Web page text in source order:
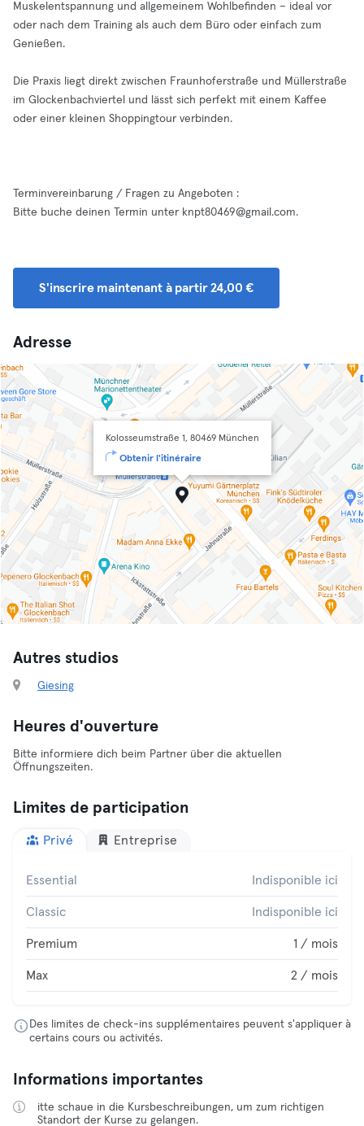
Muskelentspannung und allgemeinem Wohlbefinden – ideal vor
oder nach dem Training als auch dem Büro oder einfach zum
Genießen.
Die Praxis liegt direkt zwischen Fraunhoferstraße und Müllerstraße
im Glockenbachviertel und lässt sich perfekt mit einem Kaffee
oder einer kleinen Shoppingtour verbinden.
Terminvereinbarung / Fragen zu Angeboten :
Bitte buche deinen Termin unter knpt80469@gmail.com.
S'inscrire maintenant à partir 24,00 €
Adresse
Kolosseumstraße 1, 80469 München
Obtenir l'itinéraire
Autres studios
Giesing
Heures d'ouverture
Bitte informiere dich beim Partner über die aktuellen
Öffnungszeiten.
Limites de participation
Privé Entreprise
Essential Indisponible ici
Classic Indisponible ici
Premium 1 / mois
Max 2 / mois
Des limites de check-ins supplémentaires peuvent s'appliquer à
certains cours ou activités.
Informations importantes
itte schaue in die Kursbeschreibungen, um zum richtigen
Standort der Kurse zu gelangen.